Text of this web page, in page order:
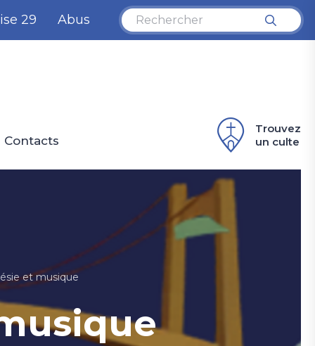
29 Abus
Contacts
Trouvez
un culte
et musique